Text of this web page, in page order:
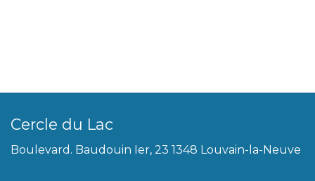
Cercle du Lac
Boulevard. Baudouin Ier, 23 1348 Louvain-la-Neuve